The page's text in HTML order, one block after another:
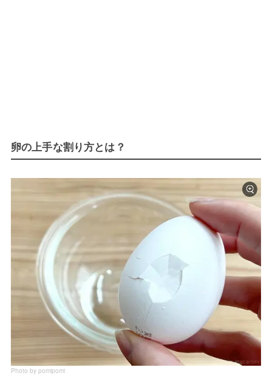
卵の上手な割り方とは？
Photo by pomipomi